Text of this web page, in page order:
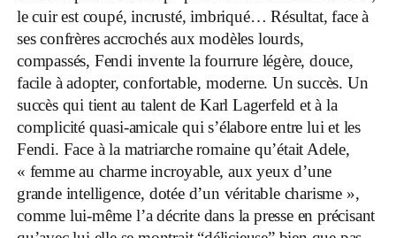
le cuir est coupé, incrusté, imbriqué… Résultat, face à
ses confrères accrochés aux modèles lourds,
compassés, Fendi invente la fourrure légère, douce,
facile à adopter, confortable, moderne. Un succès. Un
succès qui tient au talent de Karl Lagerfeld et à la
complicité quasi-amicale qui s’élabore entre lui et les
Fendi. Face à la matriarche romaine qu’était Adele,
« femme au charme incroyable, aux yeux d’une
grande intelligence, dotée d’un véritable charisme »,
comme lui-même l’a décrite dans la presse en précisant